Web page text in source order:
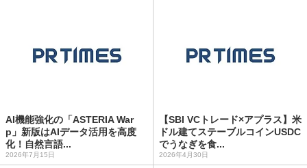
AI機能強化の「ASTERIA War
p」新版はAIデータ活用を高度
化！自然言語...
2026年7月15日
【SBI VCトレード×アプラス】米
ドル建てステーブルコインUSDC
でうなぎを食...
2026年4月30日